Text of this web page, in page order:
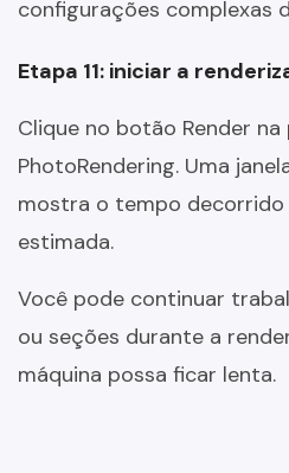
configurações complexas
Etapa 11: iniciar a
Clique no botão Render na
PhotoRendering. Uma
mostra o tempo decorrido
estimada.
Você pode continuar
ou seções durante a
máquina possa ficar lenta.